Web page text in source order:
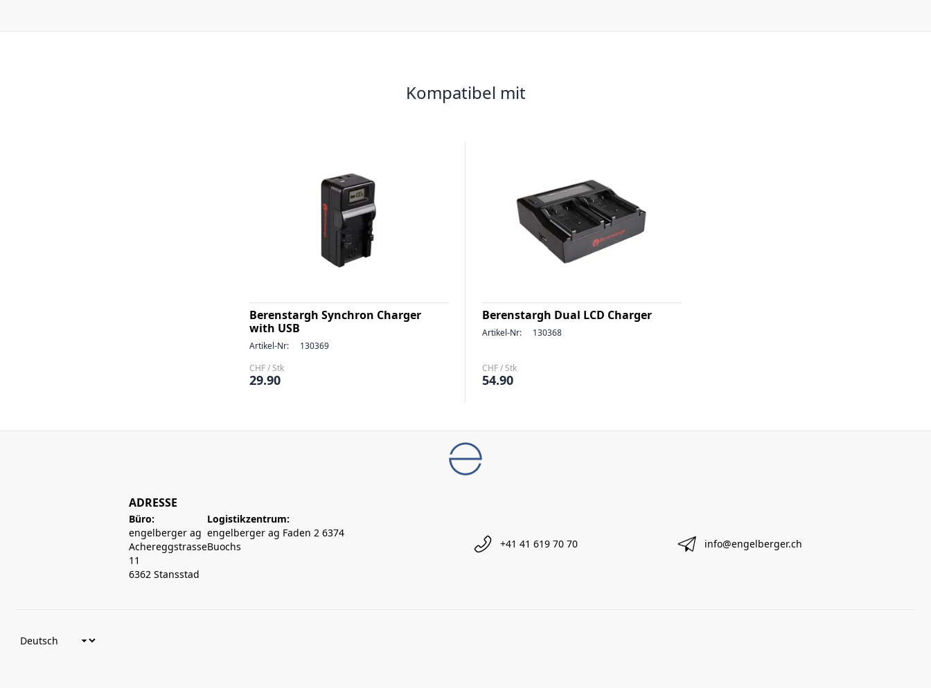
Kompatibel mit
Berenstargh Synchron Charger
with USB
Artikel-Nr:
130369
CHF / Stk
29.90
Berenstargh Dual LCD Charger
Artikel-Nr: 130368
CHF / Stk
54.90
ADRESSE
Büro:
engelberger ag
Achereggstrasse
11
6362 Stansstad
Logistikzentrum:
engelberger ag Faden 2 6374
Buochs
+41 41 619 70 70 info@engelberger.ch